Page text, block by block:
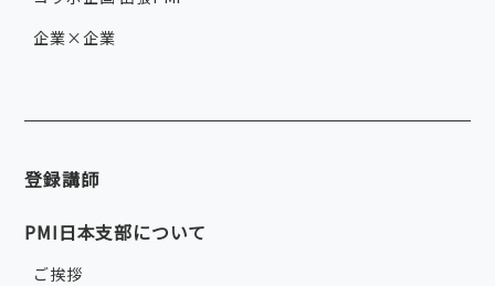
企業×企業
登録講師
PMI日本支部について
ご挨拶